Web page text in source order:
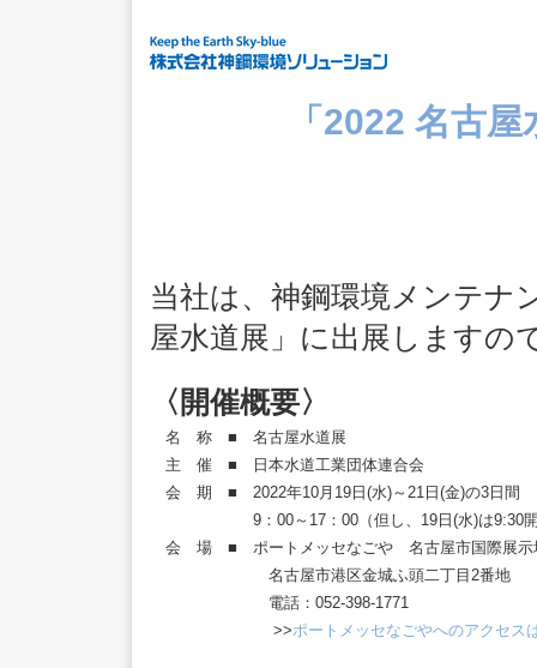
「2022 名古
当社は、神鋼環境メンテナ
屋水道展」に出展しますの
〈開催概要〉
名 称 ■ 名古屋水道展
主 催 ■
日本水道工業団体連合会
会 期 ■ 2022年10月19日(水)～21日(金)の3日間
9：00～17：00（但し、19日(水)は9:30
会 場 ■ ポートメッセなごや 名古屋市国際展
名古屋市港区金城ふ頭二丁目2番地
電話：052-398-1771
>>ポートメッセなごやへのアクセス